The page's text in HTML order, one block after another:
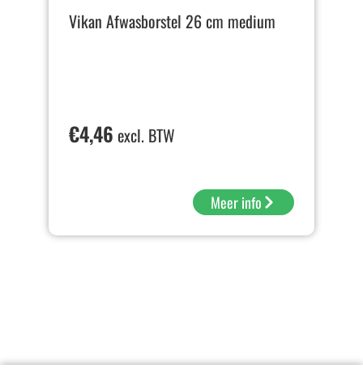
Vikan Afwasborstel 26 cm medium
€4,46 excl. BTW
Meer info